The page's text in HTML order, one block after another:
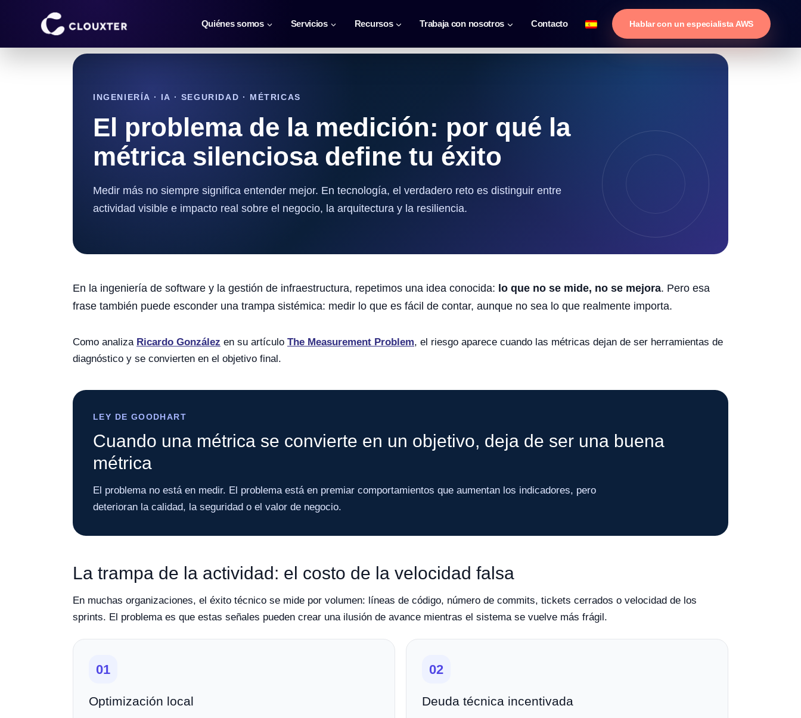
Quiénes somos Servicios Recursos Trabaja con nosotros Contacto Hablar con un especialista AWS
INGENIERÍA · IA · SEGURIDAD · MÉTRICAS
El problema de la medición: por qué la
métrica silenciosa define tu éxito
Medir más no siempre significa entender mejor. En tecnología, el verdadero reto es distinguir entre
actividad visible e impacto real sobre el negocio, la arquitectura y la resiliencia.
En la ingeniería de software y la gestión de infraestructura, repetimos una idea conocida: lo que no se mide, no se mejora. Pero esa
frase también puede esconder una trampa sistémica: medir lo que es fácil de contar, aunque no sea lo que realmente importa.
Como analiza Ricardo González en su artículo The Measurement Problem, el riesgo aparece cuando las métricas dejan de ser herramientas de
diagnóstico y se convierten en el objetivo final.
LEY DE GOODHART
Cuando una métrica se convierte en un objetivo, deja de ser una buena
métrica
El problema no está en medir. El problema está en premiar comportamientos que aumentan los indicadores, pero
deterioran la calidad, la seguridad o el valor de negocio.
La trampa de la actividad: el costo de la velocidad falsa
En muchas organizaciones, el éxito técnico se mide por volumen: líneas de código, número de commits, tickets cerrados o velocidad de los
sprints. El problema es que estas señales pueden crear una ilusión de avance mientras el sistema se vuelve más frágil.
01
Optimización local
02
Deuda técnica incentivada